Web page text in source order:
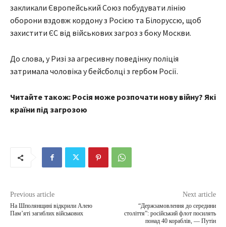
закликали Європейський Союз побудувати лінію
оборони вздовж кордону з Росією та Білоруссю, щоб
захистити ЄС від військових загроз з боку Москви.
До слова, у Ризі за агресивну поведінку поліція
затримала чоловіка у бейсболці з гербом Росії.
Читайте також: Росія може розпочати нову війну? Які
країни під загрозою
Previous article
На Шполянщині відкрили Алею
Пам’яті загиблих військових
Next article
“Держзамовлення до середини
століття”: російський флот посилять
понад 40 кораблів, — Путін